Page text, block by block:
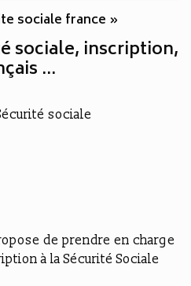
sociale france »
sociale, inscription,
...
sociale
de prendre en charge
à la Sécurité Sociale